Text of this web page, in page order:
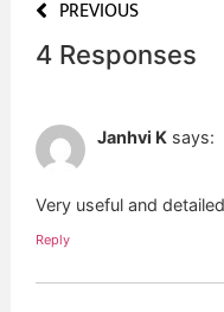
PREVIOUS
4 Responses
Janhvi K says:
Very useful and
Reply